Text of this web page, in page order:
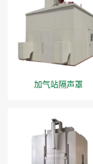
加气站隔声罩